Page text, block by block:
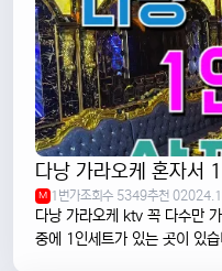
M 1번가조회수 5349추천 0
다낭 가라오케 ktv 꼭 다수만
중에 1인세트가 있는 곳이 있